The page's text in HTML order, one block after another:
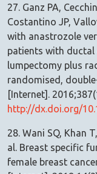
27. Ganz PA,
Costantino JP,
with anastrozole
patients with
lumpectomy plus
randomised,
[Internet].
http://dx.doi.org/
28. Wani SQ, Khan
al. Breast specific
female breast